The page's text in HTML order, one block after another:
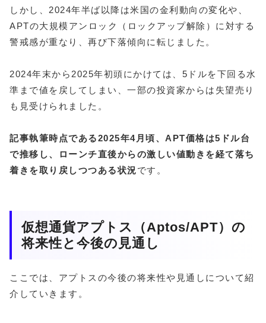
しかし、2024年半ば以降は米国の金利動向の変化や、
APTの大規模アンロック（ロックアップ解除）に対する
警戒感が重なり、再び下落傾向に転じました。
2024年末から2025年初頭にかけては、5ドルを下回る水
準まで値を戻してしまい、一部の投資家からは失望売り
も見受けられました。
記事執筆時点である2025年4月頃、APT価格は5ドル台
で推移し、ローンチ直後からの激しい値動きを経て落ち
着きを取り戻しつつある状況です。
仮想通貨アプトス（Aptos/APT）の
将来性と今後の見通し
ここでは、アプトスの今後の将来性や見通しについて紹
介していきます。